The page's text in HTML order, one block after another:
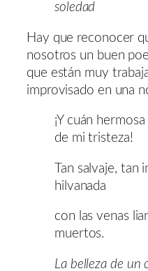
soledad
Hay que reconocer
nosotros un buen
que están muy
improvisado en una
¡Y cuán
de mi tristeza!
Tan salvaje,
hilvanada
con las venas
muertos.
La belleza de un